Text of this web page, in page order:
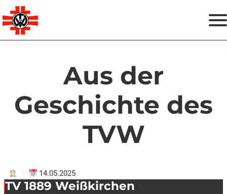
Zum
Inhalt
springen
Vereinsshop
Instagram Facebook
Aus der
Geschichte des
TVW
· 14.05.2025
TV 1889 Weißkirchen